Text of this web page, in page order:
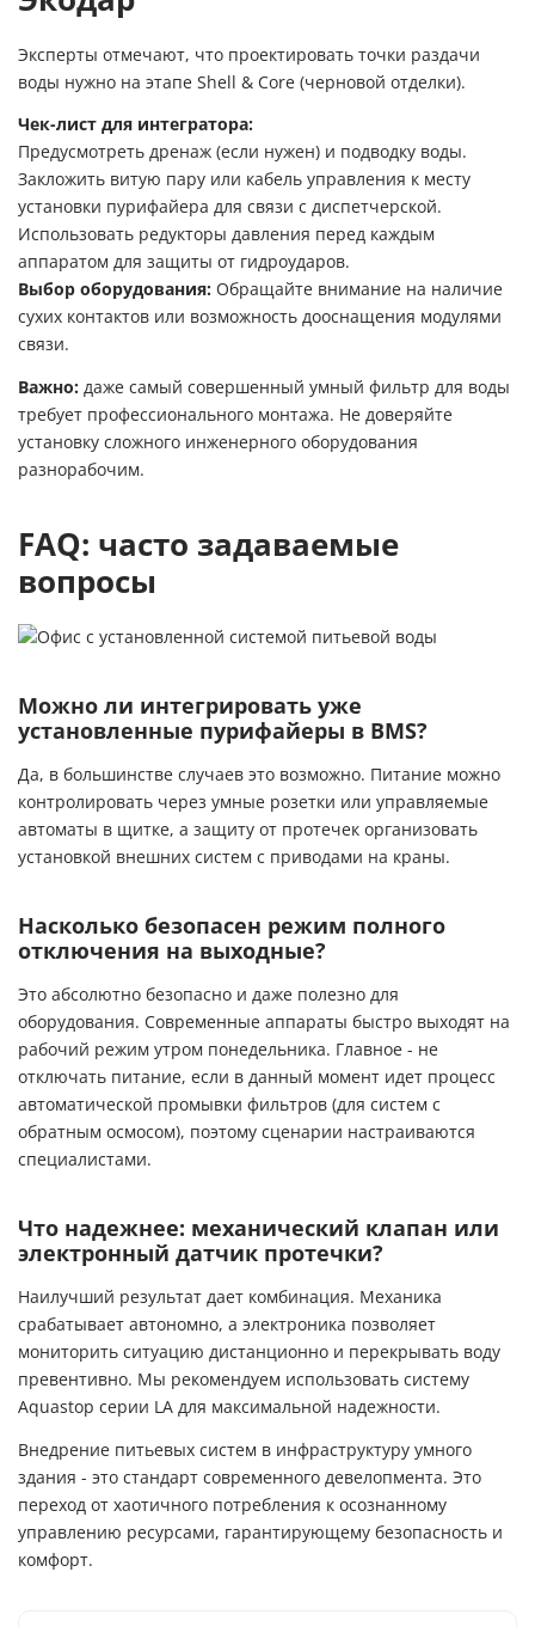
Эксперты отмечают, что проектировать точки раздачи
воды нужно на этапе Shell & Core (черновой отделки).
Чек-лист для интегратора:
Предусмотреть дренаж (если нужен) и подводку воды.
Закложить витую пару или кабель управления к месту
установки пурифайера для связи с диспетчерской.
Использовать редукторы давления перед каждым
аппаратом для защиты от гидроударов.
Выбор оборудования: Обращайте внимание на наличие
сухих контактов или возможность дооснащения модулями
связи.
Важно: даже самый совершенный умный фильтр для воды
требует профессионального монтажа. Не доверяйте
установку сложного инженерного оборудования
разнорабочим.
FAQ: часто задаваемые
вопросы
Можно ли интегрировать уже
установленные пурифайеры в BMS?
Да, в большинстве случаев это возможно. Питание можно
контролировать через умные розетки или управляемые
автоматы в щитке, а защиту от протечек организовать
установкой внешних систем с приводами на краны.
Насколько безопасен режим полного
отключения на выходные?
Это абсолютно безопасно и даже полезно для
оборудования. Современные аппараты быстро выходят на
рабочий режим утром понедельника. Главное - не
отключать питание, если в данный момент идет процесс
автоматической промывки фильтров (для систем с
обратным осмосом), поэтому сценарии настраиваются
специалистами.
Что надежнее: механический клапан или
электронный датчик протечки?
Наилучший результат дает комбинация. Механика
срабатывает автономно, а электроника позволяет
мониторить ситуацию дистанционно и перекрывать воду
превентивно. Мы рекомендуем использовать систему
Aquastop серии LA для максимальной надежности.
Внедрение питьевых систем в инфраструктуру умного
здания - это стандарт современного девелопмента. Это
переход от хаотичного потребления к осознанному
управлению ресурсами, гарантирующему безопасность и
комфорт.